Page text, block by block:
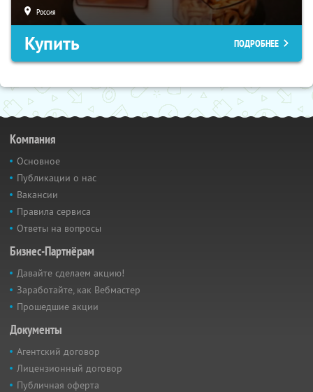
Россия
Купить ПОДРОБНЕЕ
Компания
Основное
Публикации о нас
Вакансии
Правила сервиса
Ответы на вопросы
Бизнес-Партнёрам
Давайте сделаем акцию!
Заработайте, как Вебмастер
Прошедшие акции
Документы
Агентский договор
Лицензионный договор
Публичная оферта